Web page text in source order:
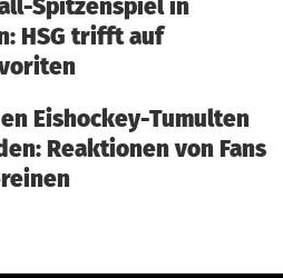
Spitzenspiel in
HSG trifft auf
Eishockey-Tumulten
Reaktionen von Fans